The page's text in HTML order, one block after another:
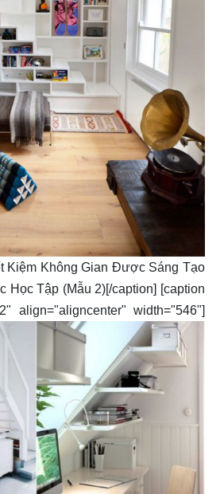
Kiệm Không Gian Được Sáng Tạo
Học Tập (Mẫu 2)[/caption] [caption
align="aligncenter" width="546"]